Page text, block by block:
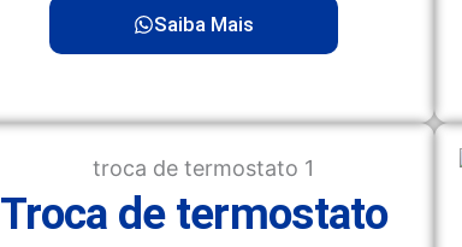
Saiba Mais
Troca de termostato